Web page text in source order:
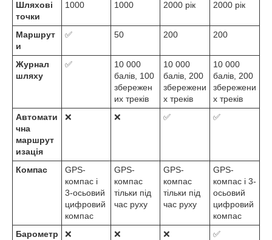
Шляхові
точки
1000 1000 2000 рік 2000 рік
Маршрут
и
✅ 50 200 200
Журнал
шляху
✅
10 000
балів, 100
збережен
их треків
10 000
балів, 200
збережени
х треків
10 000
балів, 200
збережени
х треків
Автомати
чна
маршрут
изація
❌ ❌ ✅ ✅
Компас
GPS-
компас і
3-осьовий
цифровий
компас
GPS-
компас
тільки під
час руху
GPS-
компас
тільки під
час руху
GPS-
компас і 3-
осьовий
цифровий
компас
Барометр
❌ ❌ ❌ ✅